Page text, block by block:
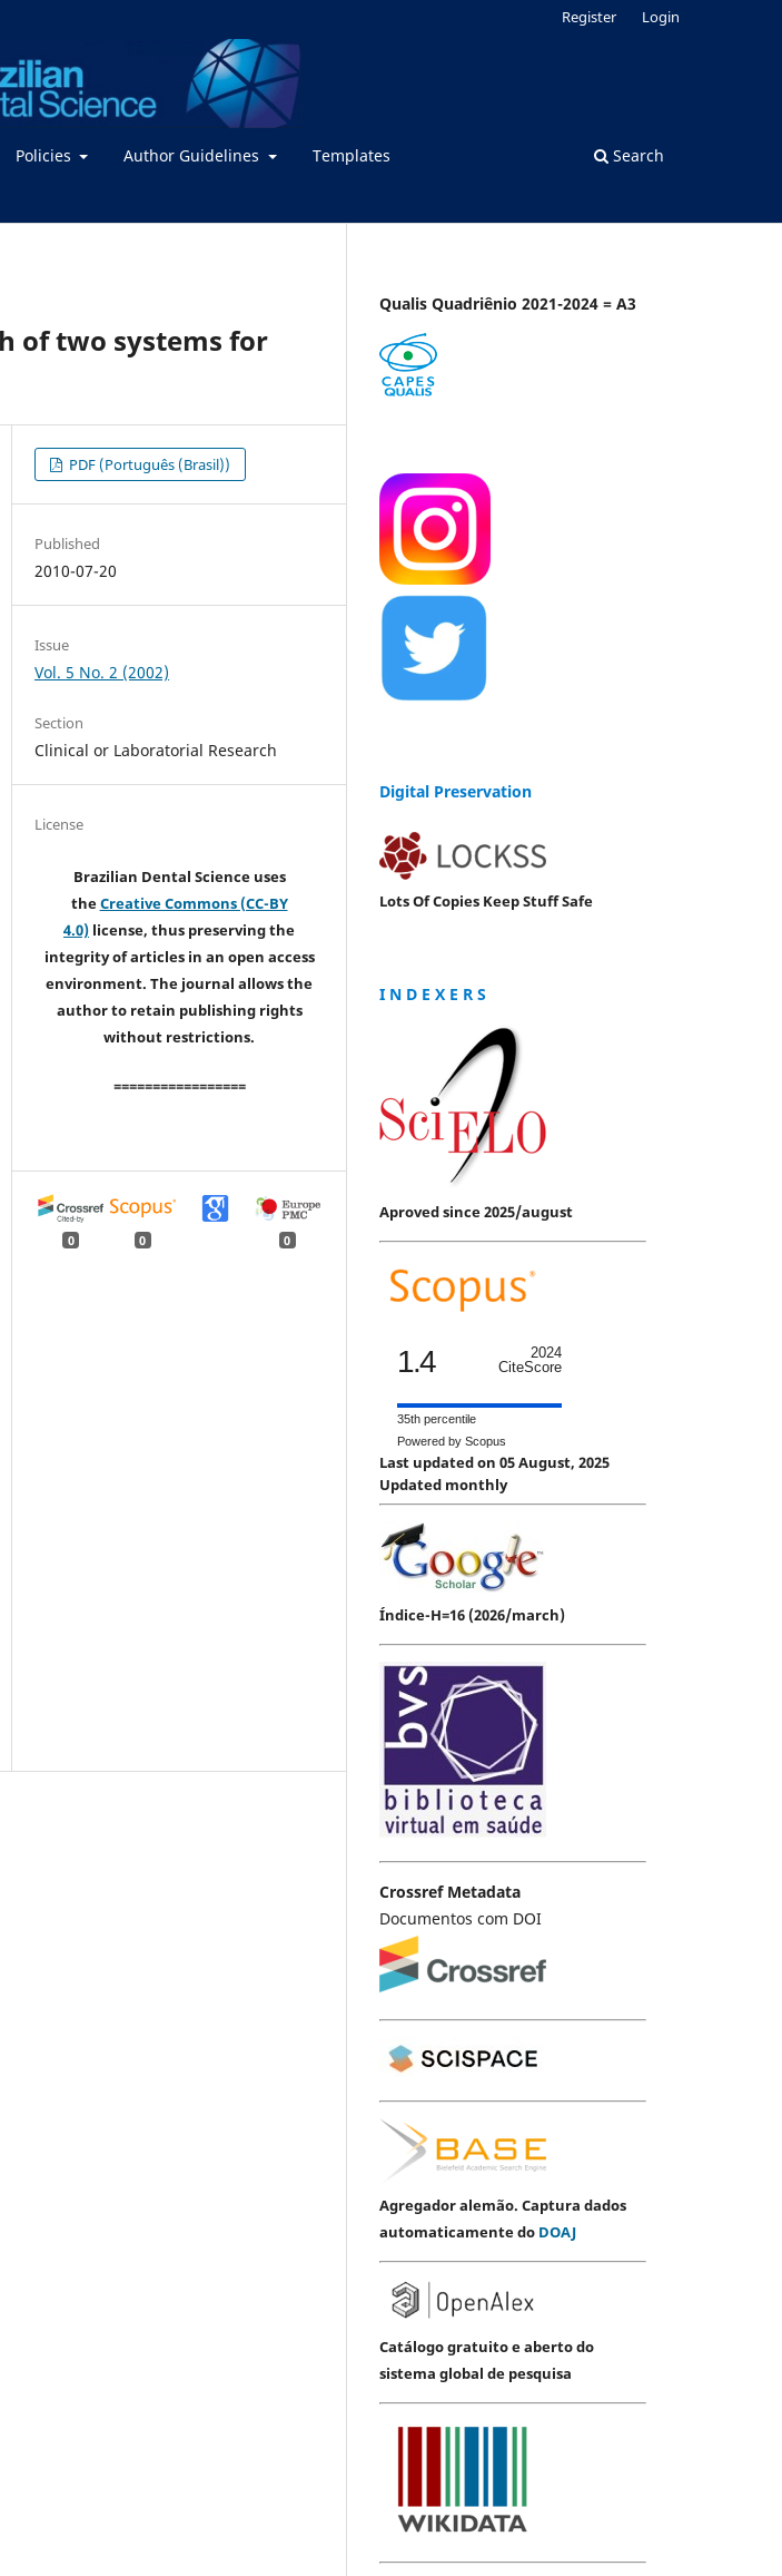
Policies Author Guidelines Templates Search
Register Login
of two systems for
PDF (Português (Brasil))
Published
2010-07-20
Issue
Vol. 5 No. 2 (2002)
Section
Clinical or Laboratorial Research
License
Brazilian Dental Science uses
theCreative Commons (CC-BY
4.0) license, thus preserving the
integrity of articles in an open access
environment. The journal allows the
author to retain publishing rights
without restrictions.
=================
0 0 0
Qualis Quadriênio 2021-2024 = A3
Digital Preservation
Lots Of Copies Keep Stuff Safe
I N D E X E R S
Aproved since 2025/august
1.4
2024
CiteScore
35th percentile
Powered by Scopus
Last updated on 05 August, 2025
Updated monthly
Índice-H=16 (2026/march)
Crossref Metadata
Documentos com DOI
Agregador alemão. Captura dados
automaticamente do DOAJ
Catálogo gratuito e aberto do
sistema global de pesquisa